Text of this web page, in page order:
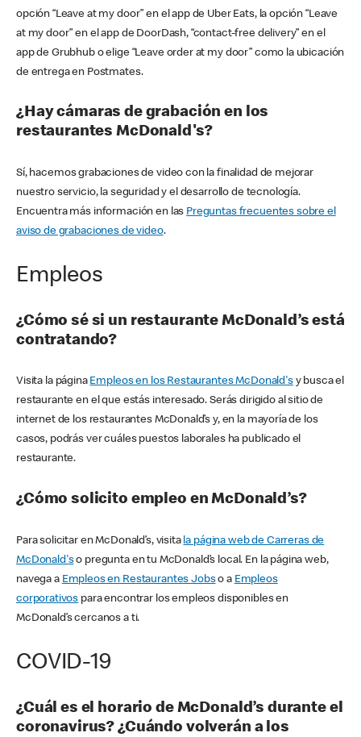
opción “Leave at my door” en el app de Uber Eats, la opción “Leave
at my door” en el app de DoorDash, “contact-free delivery” en el
app de Grubhub o elige “Leave order at my door” como la ubicación
de entrega en Postmates.
¿Hay cámaras de grabación en los
restaurantes McDonald's?
Sí, hacemos grabaciones de video con la finalidad de mejorar
nuestro servicio, la seguridad y el desarrollo de tecnología.
Encuentra más información en las Preguntas frecuentes sobre el
aviso de grabaciones de video.
Empleos
¿Cómo sé si un restaurante McDonald’s está
contratando?
Visita la página Empleos en los Restaurantes McDonald'sy busca el
restaurante en el que estás interesado. Serás dirigido al sitio de
internet de los restaurantes McDonald’s y, en la mayoría de los
casos, podrás ver cuáles puestos laborales ha publicado el
restaurante.
¿Cómo solicito empleo en McDonald’s?
Para solicitar en McDonald’s, visita la página web de Carreras de
McDonald'so pregunta en tu McDonald’s local. En la página web,
navega a Empleos en Restaurantes Jobso a Empleos
corporativos para encontrar los empleos disponibles en
McDonald’s cercanos a ti.
COVID-19
¿Cuál es el horario de McDonald’s durante el
coronavirus? ¿Cuándo volverán a los